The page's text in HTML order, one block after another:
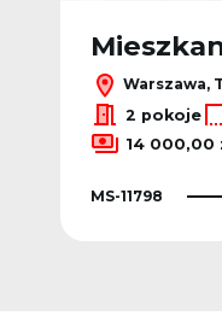
Warszawa,
2 pokoje
14 000,00
MS-11798